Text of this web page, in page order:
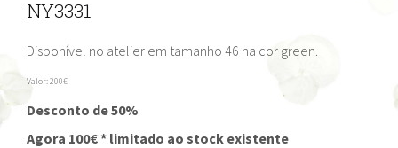
NY3331
Disponível no atelier em tamanho 46 na cor green.
Valor: 200€
Desconto de 50%
Agora 100€ * limitado ao stock existente